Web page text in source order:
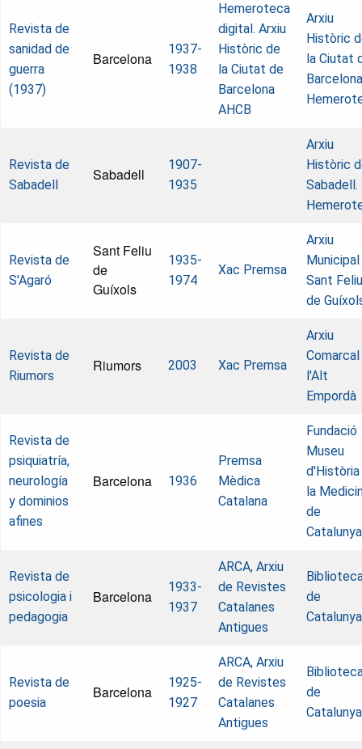
Revista de
sanidad de
guerra
(1937)
Barcelona
1937-
1938
Hemeroteca
digital. Arxiu
Històric de
la Ciutat de
Barcelona
AHCB
Arxiu
Històric
la Ciutat
Revista de
Sabadell
Sabadell
1907-
1935
Arxiu
Històric
Sabadell.
Revista de
S'Agaró
Sant Feliu
de
Guíxols
1935-
1974
Xac Premsa
Arxiu
Sant Feliu
de
Revista de
Riumors
Riumors 2003 Xac Premsa
Arxiu
l'Alt
Empordà
Revista de
psiquiatría,
neurología
y dominios
afines
Barcelona 1936
Premsa
Mèdica
Catalana
Fundació
Museu
la
de
Catalunya
Revista de
psicologia i
pedagogia
Barcelona
1933-
1937
ARCA, Arxiu
de Revistes
Catalanes
Antigues
de
Catalunya
Revista de
poesia
Barcelona
1925-
1927
ARCA, Arxiu
de Revistes
Catalanes
Antigues
de
Catalunya